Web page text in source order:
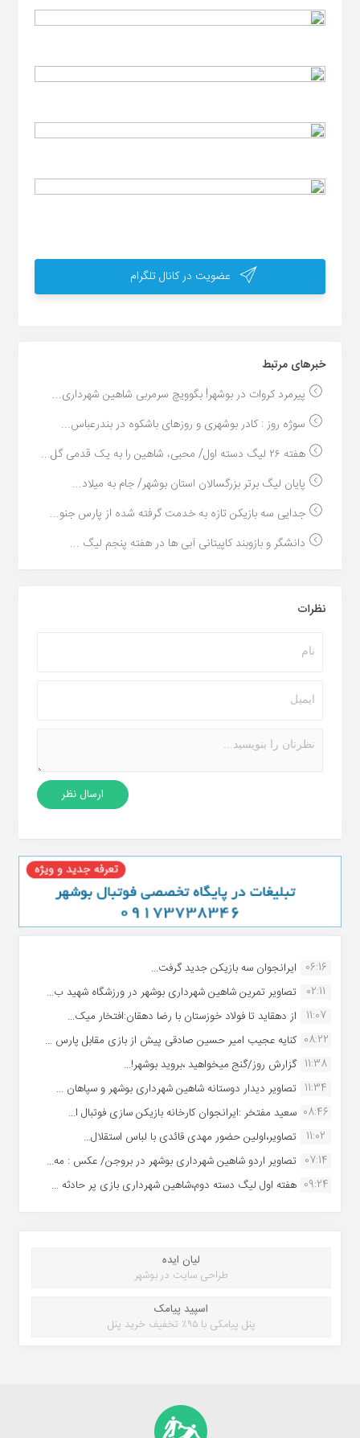
عضویت در کانال تلگرام
خبر‌های مرتبط
پیرمرد کروات در بوشهر! بگوویچ سرمربی شاهین شهرداری...
سوژه روز : کادر بوشهری و روزهای باشکوه در بندرعباس...
هفته ۲۶ لیگ دسته اول/ محبی، شاهین را به یک قدمی گل...
پایان لیگ برتر بزرگسالان استان بوشهر/ جام به میلاد...
جدایی سه بازیکن تازه به خدمت گرفته شده از پارس جنو...
دانشگر و بازوبند کاپیتانی آبی ها در هفته پنجم لیگ ...
نظرات
06:16 ایرانجوان سه بازیکن جدید گرفت...
02:11
تصاویر تمرین شاهین شهردارى بوشهر در ورزشگاه شهید ب...
11:07
از دهقاید تا فولاد خوزستان با رضا دهقان:افتخار میک...
08:22 کنایه عجیب امیر حسین صادقی پیش از بازی مقابل پارس ...
11:38 گزارش روز/گنج میخواهید ،بروید بوشهر!...
11:34 تصاویر دیدار دوستانه شاهین شهردارى بوشهر و سپاهان ...
08:46 سعید مفتخر :ایرانجوان کارخانه بازیکن سازی فوتبال ا...
11:02
تصاویر،اولین حضور مهدی قائدی با لباس استقلال...
07:14 تصاویر اردو شاهین شهرداری بوشهر در بروجن/ عکس : مه...
09:24 هفته اول لیگ دسته دوم،شاهین شهرداری بازی پر حادثه ...
لیان ایده
طراحی سایت در بوشهر
اسپید پیامک
پنل پیامکی با ۹۵٪ تخفیف خرید پنل